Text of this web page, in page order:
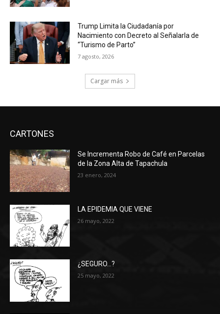
Trump Limita la Ciudadanía por
Nacimiento con Decreto al Señalarla de
“Turismo de Parto”
7 agosto, 2026
Cargar más
CARTONES
Se Incrementa Robo de Café en Parcelas
de la Zona Alta de Tapachula
23 enero, 2024
LA EPIDEMIA QUE VIENE
26 mayo, 2022
¿SEGURO…?
25 mayo, 2022